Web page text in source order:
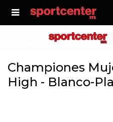

Championes
High - Blanco-